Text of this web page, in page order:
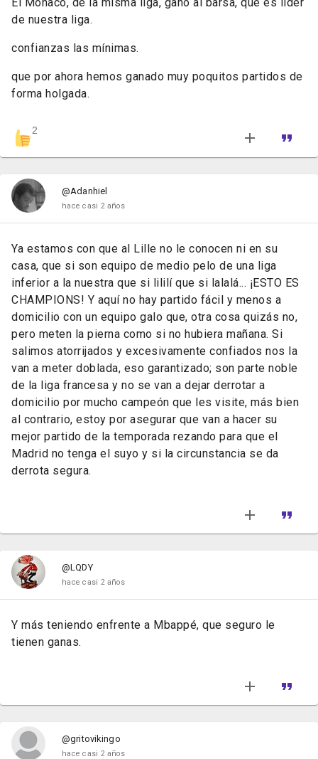
de nuestra liga.
confianzas las mínimas.
que por ahora hemos ganado muy poquitos partidos de
forma holgada.
2
@Adanhiel
hace casi 2 años
Ya estamos con que al Lille no le conocen ni en su
casa, que si son equipo de medio pelo de una liga
inferior a la nuestra que si lililí que si lalalá... ¡ESTO ES
CHAMPIONS! Y aquí no hay partido fácil y menos a
domicilio con un equipo galo que, otra cosa quizás no,
pero meten la pierna como si no hubiera mañana. Si
salimos atorrijados y excesivamente confiados nos la
van a meter doblada, eso garantizado; son parte noble
de la liga francesa y no se van a dejar derrotar a
domicilio por mucho campeón que les visite, más bien
al contrario, estoy por asegurar que van a hacer su
mejor partido de la temporada rezando para que el
Madrid no tenga el suyo y si la circunstancia se da
derrota segura.
@LQDY
hace casi 2 años
Y más teniendo enfrente a Mbappé, que seguro le
tienen ganas.
@gritovikingo
hace casi 2 años